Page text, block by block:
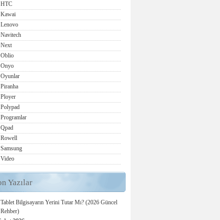
HTC
Kawai
Lenovo
Navitech
Next
Oblio
Onyo
Oyunlar
Piranha
Ployer
Polypad
Programlar
Qpad
Rowell
Samsung
Video
Yazılar
Tablet Bilgisayarın Yerini Tutar Mı? (2026 Güncel
Rehber)